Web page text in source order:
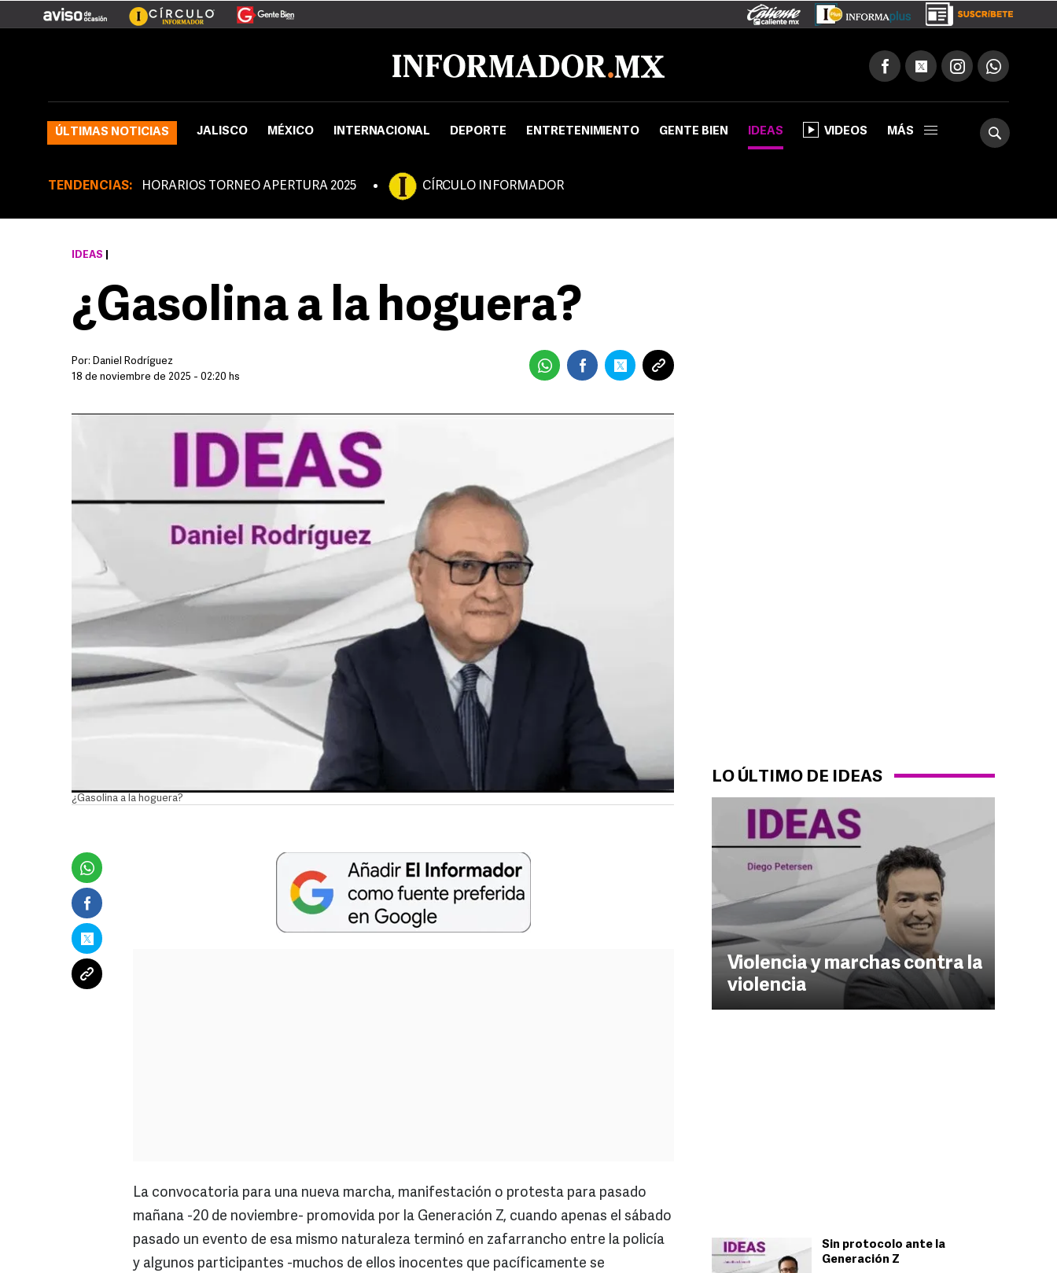
ÚLTIMAS NOTICIAS JALISCO MÉXICO INTERNACIONAL DEPORTE ENTRETENIMIENTO GENTE BIEN IDEAS VIDEOS MÁS
TENDENCIAS: HORARIOS TORNEO APERTURA 2025 CÍRCULO INFORMADOR
LO ÚLTIMO DE IDEAS
Violencia y marchas contra la
violencia
Sin protocolo ante la
Generación Z
IDEAS
¿Gasolina a la hoguera?
Por: Daniel Rodríguez
18 de noviembre de 2025 - 02:20 hs
¿Gasolina a la hoguera?
La convocatoria para una nueva marcha, manifestación o protesta para pasado
mañana -20 de noviembre- promovida por la Generación Z, cuando apenas el sábado
pasado un evento de esa mismo naturaleza terminó en zafarrancho entre la policía
y algunos participantes -muchos de ellos inocentes que pacíficamente se